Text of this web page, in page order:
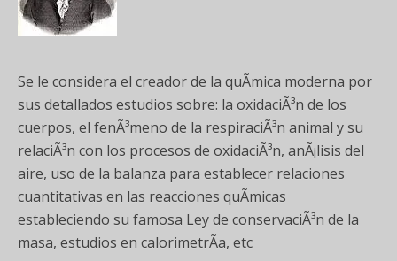
Se le considera el creador de la quÃ­mica moderna por
sus detallados estudios sobre: la oxidaciÃ³n de los
cuerpos, el fenÃ³meno de la respiraciÃ³n animal y su
relaciÃ³n con los procesos de oxidaciÃ³n, anÃ¡lisis del
aire, uso de la balanza para establecer relaciones
cuantitativas en las reacciones quÃ­micas
estableciendo su famosa Ley de conservaciÃ³n de la
masa, estudios en calorimetrÃ­a, etc